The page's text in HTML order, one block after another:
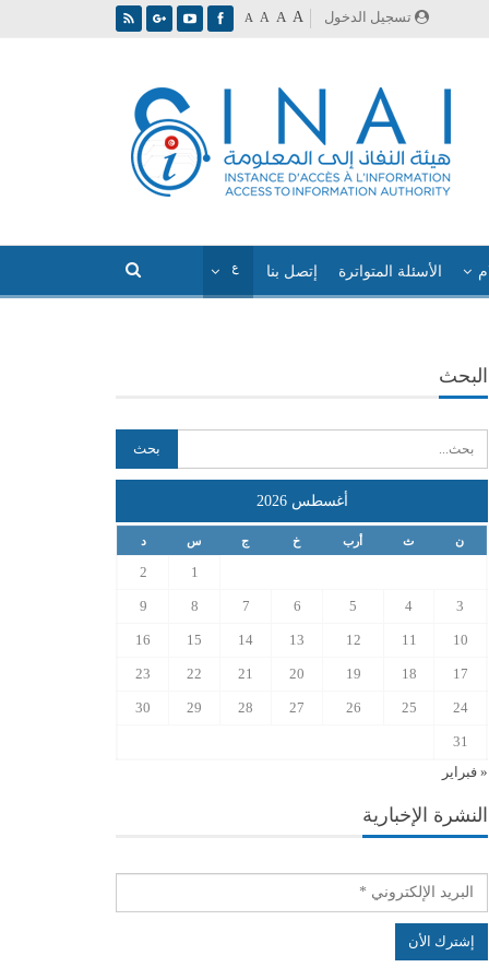
تسجيل الدخول A A A A
الأسئلة المتواترة إتصل بنا
البحث
أغسطس 2026
ن ث أرب خ ج س د
1
2
3
4
5
6
7
8
9
10
11
12
13
14
15
16
17
18
19
20
21
22
23
24
25
26
27
28
29
30
31
« فبراير
النشرة الإخبارية